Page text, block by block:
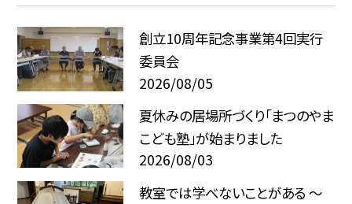
創立10周年記念事業第4回実行
委員会
2026/08/05
夏休みの居場所づくり「まつのやま
こども塾」が始まりました
2026/08/03
教室では学べないことがある ～